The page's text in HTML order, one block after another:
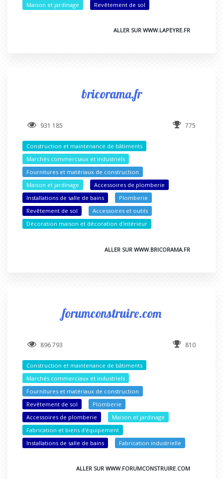
Maison et jardinage
Revêtement de sol
ALLER SUR WWW.LAPEYRE.FR
bricorama.fr
931 185 775
Construction et maintenance de bâtiments
Marchés commerciaux et industriels
Fournitures et matériaux de construction
Maison et jardinage
Accessoires de plomberie
Installations de salle de bains
Plomberie
Revêtement de sol
Accessoires et outils
Décoration maison et décoration d'intérieur
ALLER SUR WWW.BRICORAMA.FR
forumconstruire.com
896 793 810
Construction et maintenance de bâtiments
Marchés commerciaux et industriels
Fournitures et matériaux de construction
Revêtement de sol
Plomberie
Accessoires de plomberie
Maison et jardinage
Fabrication et biens d'équipement
Installations de salle de bains
Fabrication industrielle
ALLER SUR WWW.FORUMCONSTRUIRE.COM